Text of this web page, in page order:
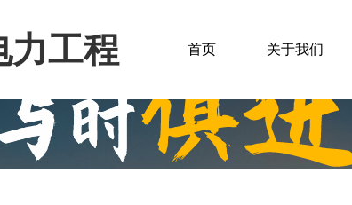
力工程 首页 关于我们